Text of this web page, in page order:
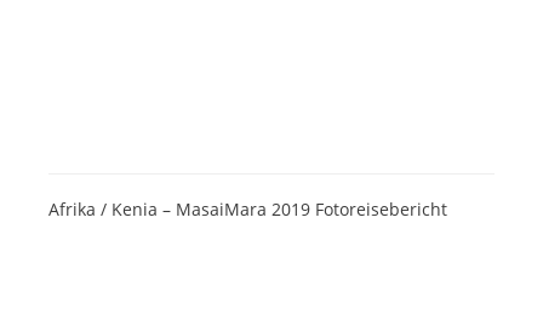
Afrika / Kenia – MasaiMara 2019 Fotoreisebericht